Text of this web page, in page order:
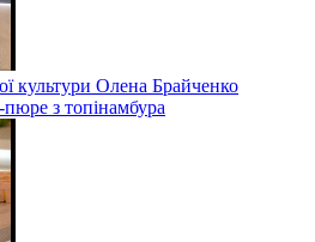
культури Олена Брайченко
з топінамбура